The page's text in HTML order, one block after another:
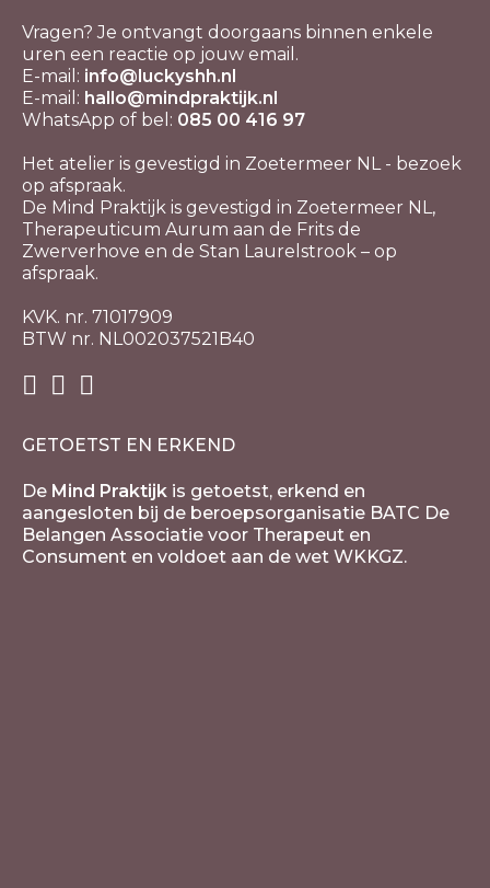
Vragen? Je ontvangt doorgaans binnen enkele
uren een reactie op jouw email.
E-mail: info@luckyshh.nl
E-mail: hallo@mindpraktijk.nl
WhatsApp of bel: 085 00 416 97
Het atelier is gevestigd in Zoetermeer NL - bezoek
op afspraak.
De Mind Praktijk is gevestigd in Zoetermeer NL,
Therapeuticum Aurum aan de Frits de
Zwerverhove en de Stan Laurelstrook – op
afspraak.
KVK. nr. 71017909
BTW nr. NL002037521B40
GETOETST EN ERKEND
De Mind Praktijk is getoetst, erkend en
aangesloten bij de beroepsorganisatie BATC De
Belangen Associatie voor Therapeut en
Consument en voldoet aan de wet WKKGZ.